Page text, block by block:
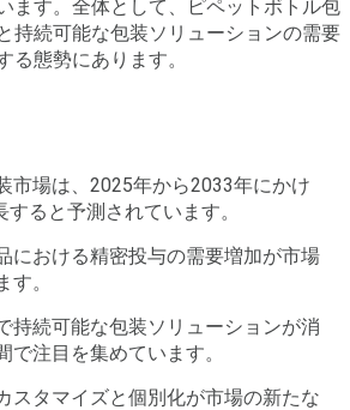
ます。全体として、ピペットボトル包
持続可能な包装ソリューションの需要
る態勢にあります。
市場は、2025年から2033年にかけ
すると予測されています。
における精密投与の需要増加が市場
。
持続可能な包装ソリューションが消
で注目を集めています。
スタマイズと個別化が市場の新たな